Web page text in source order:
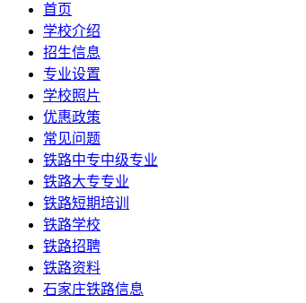
首页
学校介绍
招生信息
专业设置
学校照片
优惠政策
常见问题
铁路中专中级专业
铁路大专专业
铁路短期培训
铁路学校
铁路招聘
铁路资料
石家庄铁路信息